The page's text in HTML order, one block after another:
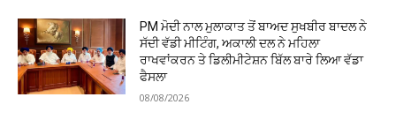
PM ਮੋਦੀ ਨਾਲ ਮੁਲਾਕਾਤ ਤੋਂ ਬਾਅਦ ਸੁਖਬੀਰ ਬਾਦਲ ਨੇ
ਸੱਦੀ ਵੱਡੀ ਮੀਟਿੰਗ, ਅਕਾਲੀ ਦਲ ਨੇ ਮਹਿਲਾ
ਰਾਖਵਾਂਕਰਨ ਤੇ ਡਿਲੀਮੀਟੇਸ਼ਨ ਬਿੱਲ ਬਾਰੇ ਲਿਆ ਵੱਡਾ
ਫੈਸਲਾ
08/08/2026